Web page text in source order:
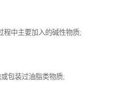
程中主要加入的碱性物质;
包装过油脂类物质;